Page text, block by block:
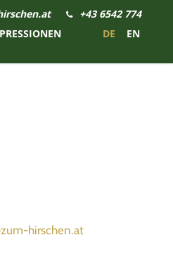
+43 6542 774
DE EN
hirschen.at